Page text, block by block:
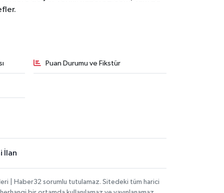
Puan Durumu ve Fikstür
İlan
| Haber32 sorumlu tutulamaz. Sitedeki tüm harici